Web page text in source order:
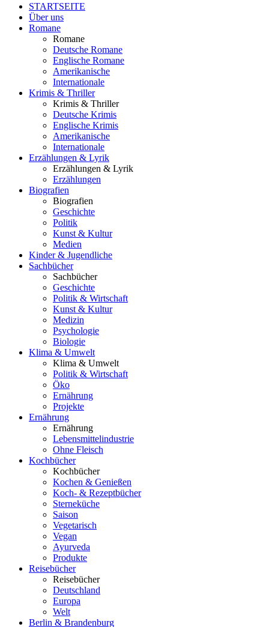
STARTSEITE
Über uns
Romane
Romane
Deutsche Romane
Englische Romane
Amerikanische
Internationale
Krimis & Thriller
Krimis & Thriller
Deutsche Krimis
Englische Krimis
Amerikanische
Internationale
Erzählungen & Lyrik
Erzählungen & Lyrik
Erzählungen
Biografien
Biografien
Geschichte
Politik
Kunst & Kultur
Medien
Kinder & Jugendliche
Sachbücher
Sachbücher
Geschichte
Politik & Wirtschaft
Kunst & Kultur
Medizin
Psychologie
Biologie
Klima & Umwelt
Klima & Umwelt
Politik & Wirtschaft
Öko
Ernährung
Projekte
Ernährung
Ernährung
Lebensmittelindustrie
Ohne Fleisch
Kochbücher
Kochbücher
Kochen & Genießen
Koch- & Rezeptbücher
Sterneküche
Saison
Vegetarisch
Vegan
Ayurveda
Produkte
Reisebücher
Reisebücher
Deutschland
Europa
Welt
Berlin & Brandenburg